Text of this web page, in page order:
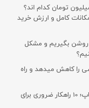
ساعت های هوشمند زیر ۵ میلیون تومان کدام اند؟
کامل و ارزش خرید
بگیریم و مشکل
را کاهش میدهد و راه
آموزش جلوگیری از هک شدن لپ تاپ؛ 10 راهکار ضروری برای